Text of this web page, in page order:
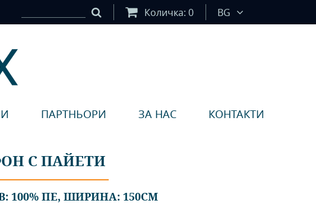
Количка: 0 BG
ПАРТНЬОРИ ЗА НАС КОНТАКТИ
С ПАЙЕТИ
100% ПЕ, ШИРИНА: 150СМ